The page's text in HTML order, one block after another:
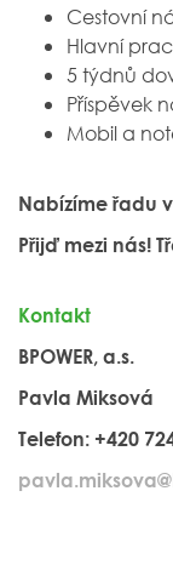
Cestovní
Hlavní
5 týdnů
Příspěvek
Mobil a
Nabízíme řadu
Přijď mezi nás!
Kontakt
BPOWER, a.s.
Pavla Miksová
Telefon: +420